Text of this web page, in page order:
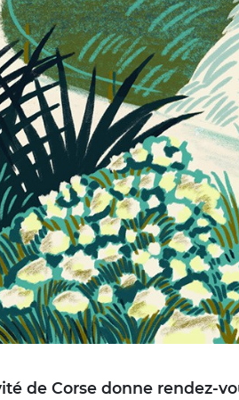
de Corse donne rendez-